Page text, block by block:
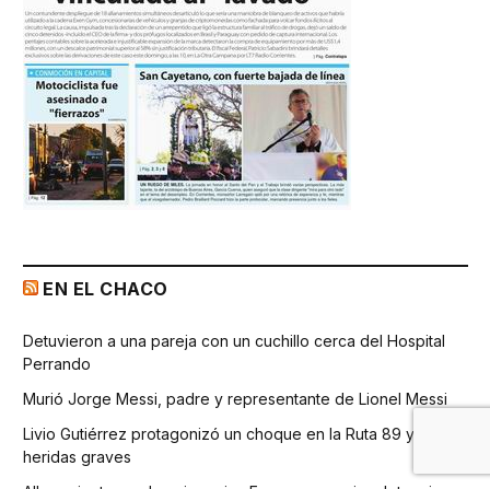
EN EL CHACO
Detuvieron a una pareja con un cuchillo cerca del Hospital
Perrando
Murió Jorge Messi, padre y representante de Lionel Messi
Livio Gutiérrez protagonizó un choque en la Ruta 89 y sufrió
heridas graves